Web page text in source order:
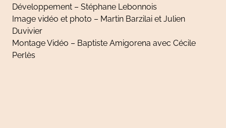
Développement – Stéphane Lebonnois
Image vidéo et photo – Martin Barzilai et Julien
Duvivier
Montage Vidéo – Baptiste Amigorena avec Cécile
Perlès